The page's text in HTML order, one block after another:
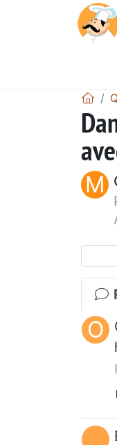
M
O